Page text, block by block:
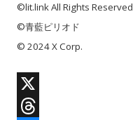
©︎lit.link All Rights Reserved
©青藍ピリオド
© 2024 X Corp.
X